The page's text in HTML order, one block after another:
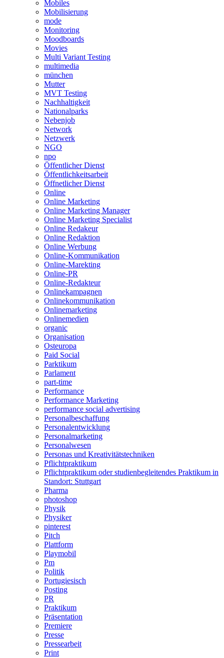
Mobiles
Mobilisierung
mode
Monitoring
Moodboards
Movies
Multi Variant Testing
multimedia
münchen
Mutter
MVT Testing
Nachhaltigkeit
Nationalparks
Nebenjob
Network
Netzwerk
NGO
npo
Öffentlicher Dienst
Öffentlichkeitsarbeit
Öffnetlicher Dienst
Online
Online Marketing
Online Marketing Manager
Online Marketing Specialist
Online Redakeur
Online Redaktion
Online Werbung
Online-Kommunikation
Online-Marekting
Online-PR
Online-Redakteur
Onlinekampagnen
Onlinekommunikation
Onlinemarketing
Onlinemedien
organic
Organisation
Osteuropa
Paid Social
Parktikum
Parlament
part-time
Performance
Performance Marketing
performance social advertising
Personalbeschaffung
Personalentwicklung
Personalmarketing
Personalwesen
Personas und Kreativitätstechniken
Pflichtpraktikum
Pflichtpraktikum oder studienbegleitendes Praktikum in
Standort: Stuttgart
Pharma
photoshop
Physik
Physiker
pinterest
Pitch
Plattform
Playmobil
Pm
Politik
Portugiesisch
Posting
PR
Praktikum
Präsentation
Premiere
Presse
Pressearbeit
Print